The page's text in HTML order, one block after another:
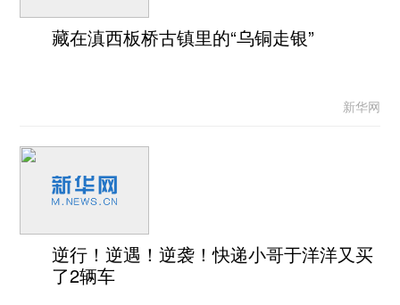
藏在滇西板桥古镇里的“乌铜走银”
新华网
逆行！逆遇！逆袭！快递小哥于洋洋又买
了2辆车